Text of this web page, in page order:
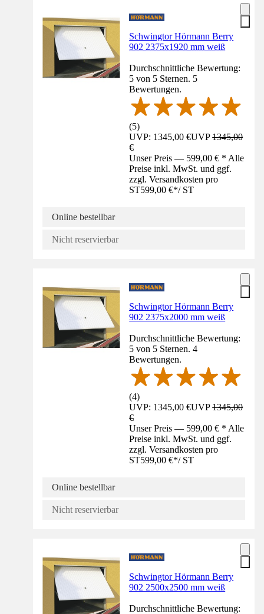
Schwingtor Hörmann Berry
902 2375x1920 mm weiß
Durchschnittliche Bewertung:
5 von 5 Sternen. 5
Bewertungen.
(5)
UVP: 1345,00 €UVP1345,00
€
Unser Preis — 599,00 € * Alle
Preise inkl. MwSt. und ggf.
zzgl. Versandkosten pro
ST599,00 €*/ ST
Online bestellbar
Nicht reservierbar
Schwingtor Hörmann Berry
902 2375x2000 mm weiß
Durchschnittliche Bewertung:
5 von 5 Sternen. 4
Bewertungen.
(4)
UVP: 1345,00 €UVP1345,00
€
Unser Preis — 599,00 € * Alle
Preise inkl. MwSt. und ggf.
zzgl. Versandkosten pro
ST599,00 €*/ ST
Online bestellbar
Nicht reservierbar
Schwingtor Hörmann Berry
902 2500x2500 mm weiß
Durchschnittliche Bewertung: